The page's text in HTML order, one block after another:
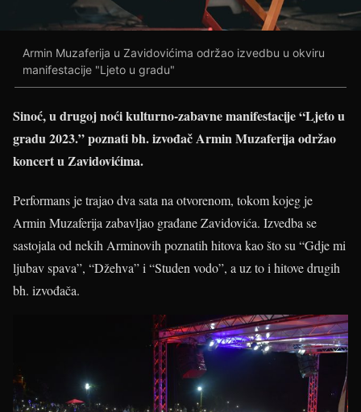
Armin Muzaferija u Zavidovićima održao izvedbu u okviru
manifestacije "Ljeto u gradu"
Sinoć, u drugoj noći kulturno-zabavne manifestacije “Ljeto u
gradu 2023.”poznati bh. izvođač Armin Muzaferija održao
koncert u Zavidovićima.
Performans je trajao dva sata na otvorenom, tokom kojeg je
Armin Muzaferija zabavljao građane Zavidovića. Izvedba se
sastojala od nekih Arminovih poznatih hitova kao što su “Gdje mi
ljubav spava”, “Džehva” i “Studen vodo”, a uz to i hitove drugih
bh. izvođača.